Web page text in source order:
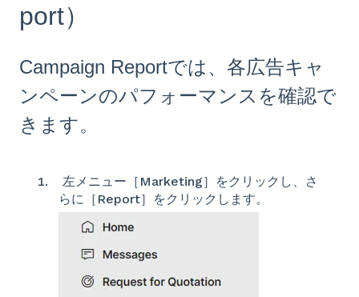
port）
Campaign Reportでは、各広告キャ
ンペーンのパフォーマンスを確認で
きます。
左メニュー［Marketing］をクリックし、さ
らに［Report］をクリックします。